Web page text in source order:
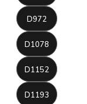
D972
D1078
D1152
D1193